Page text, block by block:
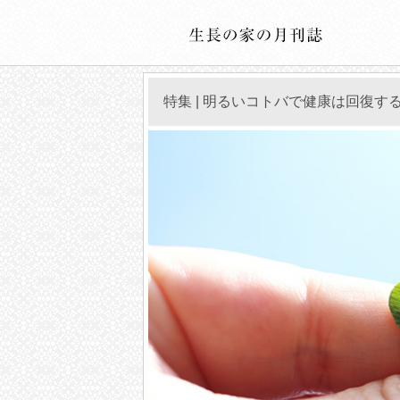
特集 | 明るいコトバで健康は回復す